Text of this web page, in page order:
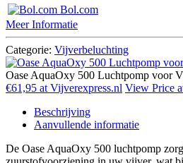
Bol.com
Meer Informatie
Categorie: Vijverbeluchting
Oase AquaOxy 500 Luchtpomp voor
€61,95 at Vijverexpress.nl View Price
Beschrijving
Aanvullende informatie
De Oase AquaOxy 500 luchtpomp